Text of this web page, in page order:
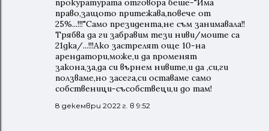
прокуратурата отговора беше-"Има
право,защото притежава,повече от
25%...!!!"Само президента,не съм занимавала!!
Трябва да ги забравим тези ниви/моите са
21дка/...!!!Ако застрелят още 10-на
арендатори,може,и да променят
закона,за,да си върнем нивите,и да ,си,ги
ползваме,но засега,си оставаме само
собственици-съсобствеци,и до там!
8 декември 2022 г. в 9:52